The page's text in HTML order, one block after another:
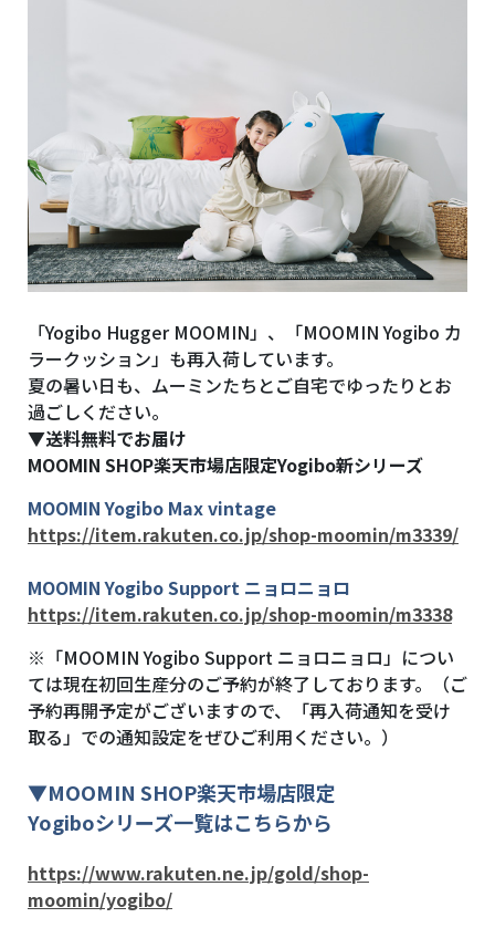
「Yogibo Hugger MOOMIN」、「MOOMIN Yogibo カ
ラークッション」も再入荷しています。
夏の暑い日も、ムーミンたちとご自宅でゆったりとお
過ごしください。
▼送料無料でお届け
MOOMIN SHOP楽天市場店限定Yogibo新シリーズ
MOOMIN Yogibo Max vintage
https://item.rakuten.co.jp/shop-moomin/m3339/
MOOMIN Yogibo Support ニョロニョロ
https://item.rakuten.co.jp/shop-moomin/m3338
※「MOOMIN Yogibo Support ニョロニョロ」につい
ては現在初回生産分のご予約が終了しております。（ご
予約再開予定がございますので、「再入荷通知を受け
取る」での通知設定をぜひご利用ください。）
▼MOOMIN SHOP楽天市場店限定
Yogiboシリーズ一覧はこちらから
https://www.rakuten.ne.jp/gold/shop-
moomin/yogibo/